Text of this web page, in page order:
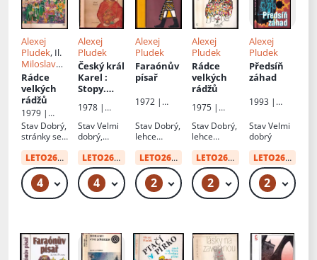
Alexej
Pludek, Il.
Miloslav
Troup,
Rathouský
Rádce
velkých
rádžů
1979 |
Českoslove
nský
spisovatel
Stav Dobrý,
stránky se
LETO26od: 29 Kč
4 49 Kč – 59 Kč
Alexej
Pludek
Český král
Karel:
Stopy.
Svědectví
1978 |
StavVelmi
dobrý,
oděrky
LETO26od: 10 Kč
4 49 Kč
Alexej
Pludek
Faraónův
písař
1972 |
nský
spisovatel
Stav Dobrý,
lehce
obálka
LETO26od: 34 Kč
2 49 Kč
Alexej
Pludek
Rádce
velkých
rádžů
1975 |
nský
spisovatel
Stav Dobrý,
lehce
hřbet
LETO26od: 10 Kč
2 49 Kč
Alexej
Pludek
Předsíň
záhad
1993 |
StavVelmi
dobrý
LETO26od:
2